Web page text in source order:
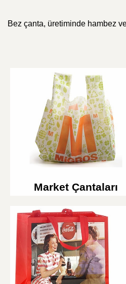
Bez çanta, üretiminde hambez
Market Çantaları